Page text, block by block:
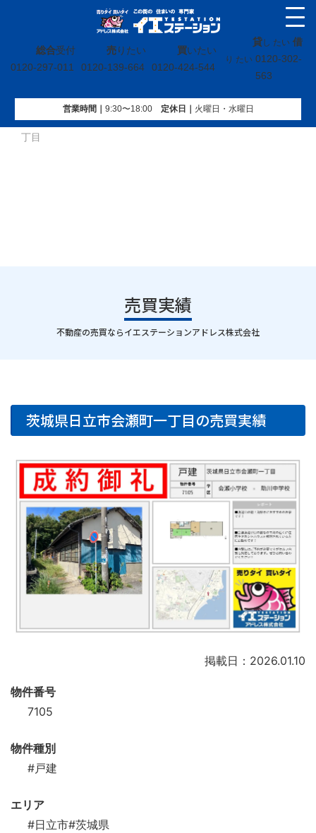
総合受付
0120-297-011
売りたい
0120-139-664
買いたい
0120-424-544
貸し たい 借
り たい 0120-302-
563
営業時間｜ 9:30〜18:00定休⽇｜ 火曜⽇・水曜⽇
イエステーション»売買実績»戸建»茨城県日立市会瀬町一
丁目
売買実績
｜
不動産の売買ならイエステーションアドレス株式会社
茨城県日立市会瀬町一丁目の売買実績
掲載日：2026.01.10
物件番号
7105
物件種別
#戸建
エリア
#日立市#茨城県